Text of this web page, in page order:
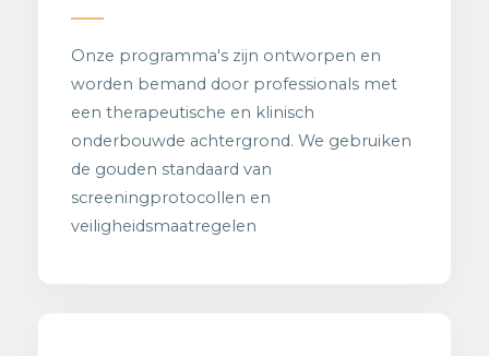
Onze programma's zijn ontworpen en
worden bemand door professionals met
een therapeutische en klinisch
onderbouwde achtergrond. We gebruiken
de gouden standaard van
screeningprotocollen en
veiligheidsmaatregelen